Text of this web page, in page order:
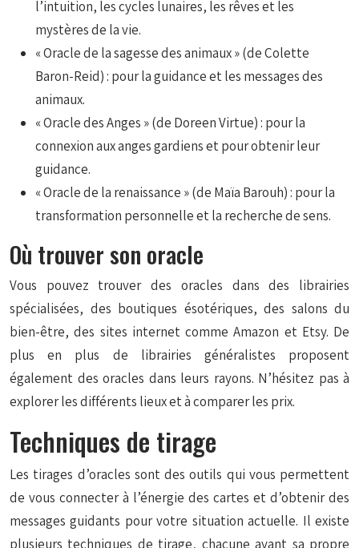
l’intuition, les cycles lunaires, les rêves et les
mystères de la vie.
« Oracle de la sagesse des animaux » (de Colette
Baron-Reid) : pour la guidance et les messages des
animaux.
« Oracle des Anges » (de Doreen Virtue) : pour la
connexion aux anges gardiens et pour obtenir leur
guidance.
« Oracle de la renaissance » (de Maïa Barouh) : pour la
transformation personnelle et la recherche de sens.
Où trouver son oracle
Vous pouvez trouver des oracles dans des librairies
spécialisées, des boutiques ésotériques, des salons du
bien-être, des sites internet comme Amazon et Etsy. De
plus en plus de librairies généralistes proposent
également des oracles dans leurs rayons. N’hésitez pas à
explorer les différents lieux et à comparer les prix.
Techniques de tirage
Les tirages d’oracles sont des outils qui vous permettent
de vous connecter à l’énergie des cartes et d’obtenir des
messages guidants pour votre situation actuelle. Il existe
plusieurs techniques de tirage, chacune ayant sa propre